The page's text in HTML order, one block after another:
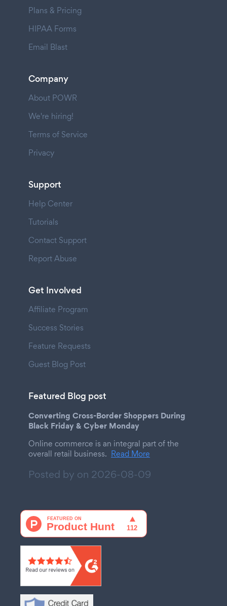
Plans & Pricing
HIPAA Forms
Email Blast
Company
About POWR
We're hiring!
Terms of Service
Privacy
Support
Help Center
Tutorials
Contact Support
Report Abuse
Get Involved
Affiliate Program
Success Stories
Feature Requests
Guest Blog Post
Featured Blog post
Converting Cross-Border Shoppers During
Black Friday & Cyber Monday
Online commerce is an integral part of the
overall retail business. Read More
Posted by on 2026-08-09